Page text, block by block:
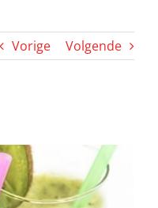
Vorige Volgende